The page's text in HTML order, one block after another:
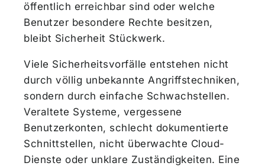
öffentlich erreichbar sind oder welche
Benutzer besondere Rechte besitzen,
bleibt Sicherheit Stückwerk.
Viele Sicherheitsvorfälle entstehen nicht
durch völlig unbekannte Angriffstechniken,
sondern durch einfache Schwachstellen.
Veraltete Systeme, vergessene
Benutzerkonten, schlecht dokumentierte
Schnittstellen, nicht überwachte Cloud-
Dienste oder unklare Zuständigkeiten. Eine